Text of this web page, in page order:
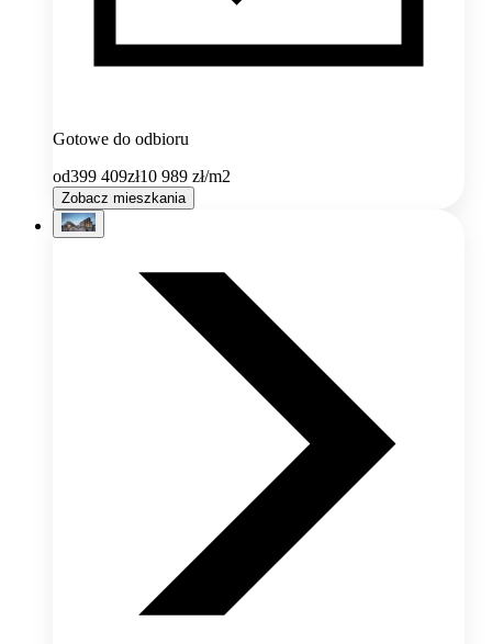
Gotowe do odbioru
od399 409zł10 989 zł/m2
Zobacz mieszkania